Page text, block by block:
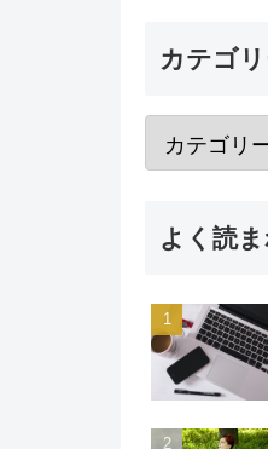
カテゴ
よく読